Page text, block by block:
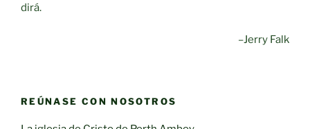
dirá.
–Jerry Falk
REÚNASE CON NOSOTROS